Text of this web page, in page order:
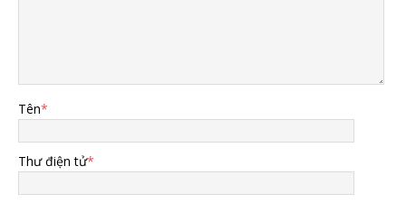
Tên*
Thư điện tử*